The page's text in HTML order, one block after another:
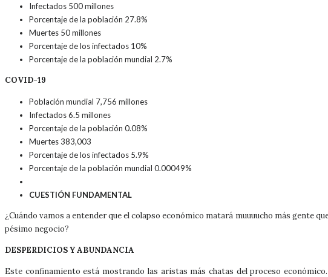
Infectados 500 millones
Porcentaje de la población 27.8%
Muertes 50 millones
Porcentaje de los infectados 10%
Porcentaje de la población mundial 2.7%
COVID-19
Población mundial 7,756 millones
Infectados 6.5 millones
Porcentaje de la población 0.08%
Muertes 383,003
Porcentaje de los infectados 5.9%
Porcentaje de la población mundial 0.00049%
CUESTIÓN FUNDAMENTAL
¿Cuándo vamos a entender que el colapso económico matará muuuucho más gente
pésimo negocio?
DESPERDICIOS Y ABUNDANCIA
Este confinamiento está mostrando las aristas más chatas del proceso